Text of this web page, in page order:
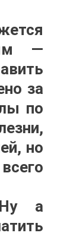
—
за
по
но
Ну а